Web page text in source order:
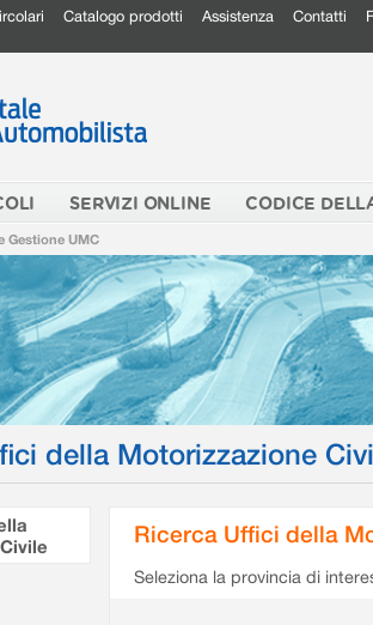
Catalogo prodotti Assistenza Contatti
SERVIZI ONLINE CODICE
Gestione UMC
della Motorizzazione
Ricerca Uffici della
Seleziona la provincia di